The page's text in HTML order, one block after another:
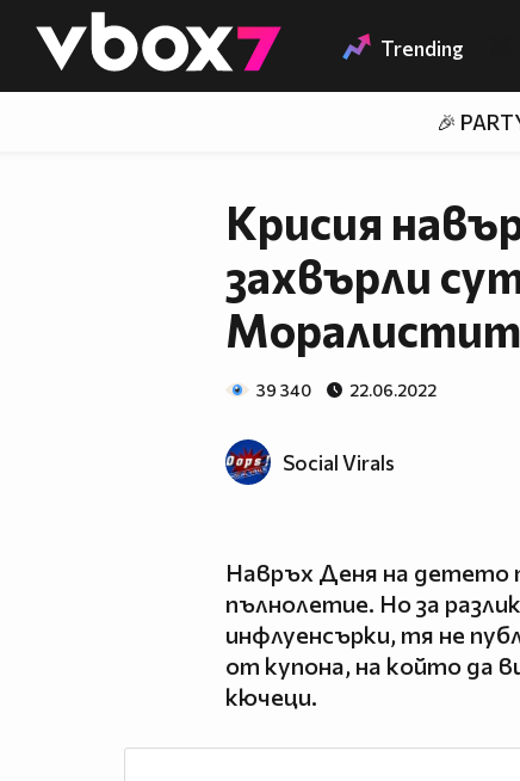
👾 Trending
🎉
Крисия
захвърли
39 340 22.06.2022
Social Virals
Навръх Деня на детето
пълнолетие. Но за
инфлуенсърки, тя не
от купона, на който да
кючеци.